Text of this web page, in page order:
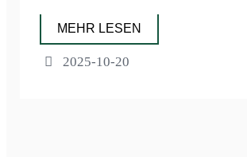
MEHR LESEN
2025-10-20